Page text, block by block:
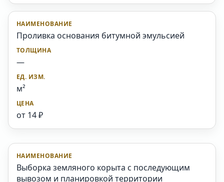
Проливка основания битумной эмульсией
—
м²
от 14 ₽
Выборка земляного корыта с последующим
вывозом и планировкой территории